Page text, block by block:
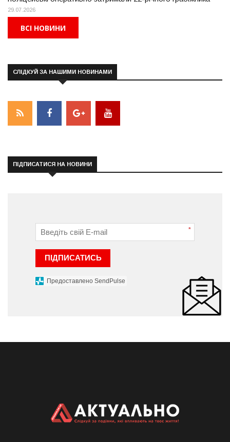
29.07.2026
ВСІ НОВИНИ
СЛІДКУЙ ЗА НАШИМИ НОВИНАМИ
ПІДПИСАТИСЯ НА НОВИНИ
*
ПІДПИСАТИСЬ
Предоставлено SendPulse